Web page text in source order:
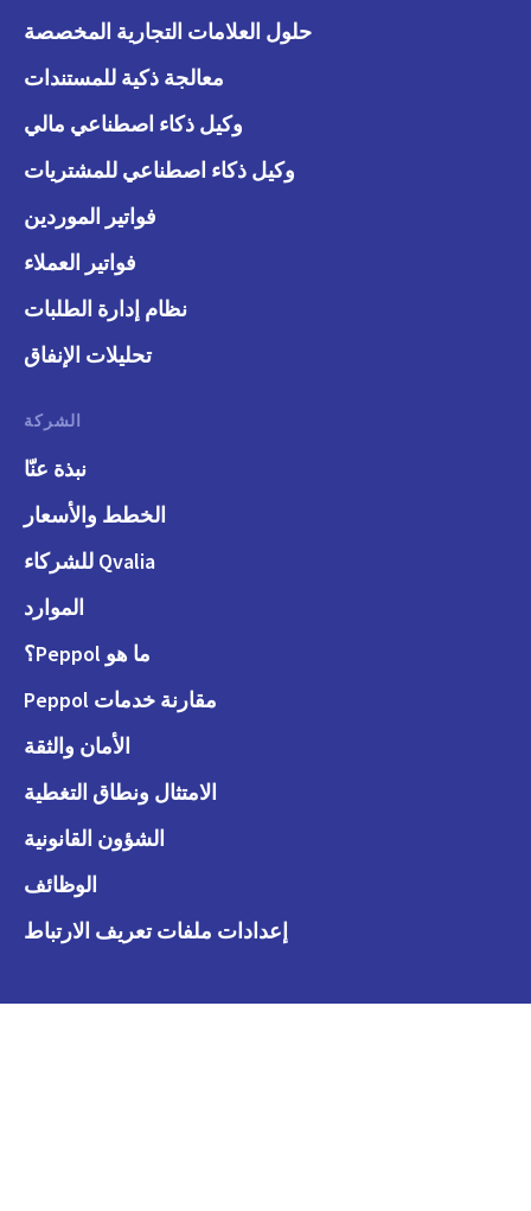
حلول العلامات التجارية المخصصة
معالجة ذكية للمستندات
وكيل ذكاء اصطناعي مالي
وكيل ذكاء اصطناعي للمشتريات
فواتير الموردين
فواتير العملاء
نظام إدارة الطلبات
تحليلات الإنفاق
الشركة
نبذة عنّا
الخطط والأسعار
Qvalia للشركاء
الموارد
ما هو Peppol؟
مقارنة خدمات Peppol
الأمان والثقة
الامتثال ونطاق التغطية
الشؤون القانونية
الوظائف
إعدادات ملفات تعريف الارتباط